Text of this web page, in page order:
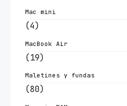
Mac mini
(4)
MacBook Air
(19)
Maletines y fundas
(80)